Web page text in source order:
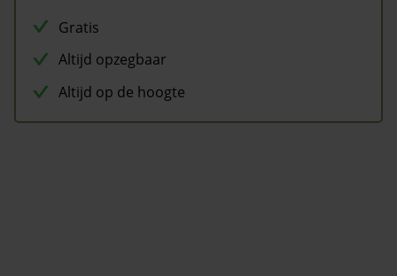
Gratis
Altijd opzegbaar
Altijd op de hoogte